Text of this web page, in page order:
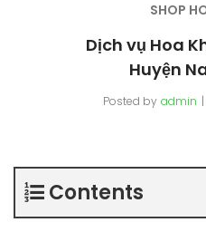
SHOP
Dịch vụ Hoa
Huyện
Posted by admin
Contents